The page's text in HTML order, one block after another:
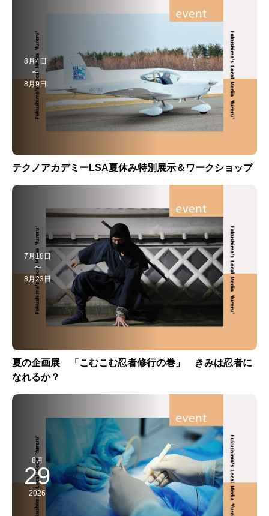
8月4日
〜
8月9日
テクノアカデミーLSA夏休み特別展示＆ワークショップ
7月18日
〜
8月23日
夏の企画展 「こむこむ忍者修行の巻」 きみは忍者に
なれるか？
8月
29
2026